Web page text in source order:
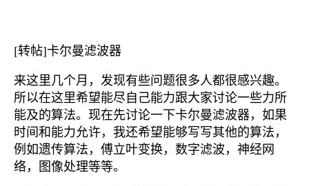
[转帖]卡尔曼滤波器
来这里几个月，发现有些问题很多人都很感兴趣。
所以在这里希望能尽自己能力跟大家讨论一些力所
能及的算法。现在先讨论一下卡尔曼滤波器，如果
时间和能力允许，我还希望能够写写其他的算法，
例如遗传算法，傅立叶变换，数字滤波，神经网
络，图像处理等等。